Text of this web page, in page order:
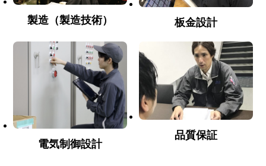
製造（製造技術） 板金設計
電気制御設計
品質保証